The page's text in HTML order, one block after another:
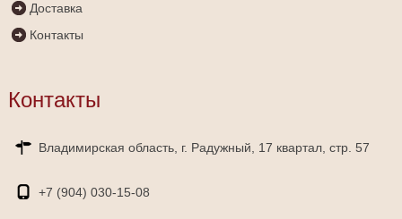
Доставка
Контакты
Контакты
Владимирская область, г. Радужный, 17 квартал, стр. 57
+7 (904) 030-15-08